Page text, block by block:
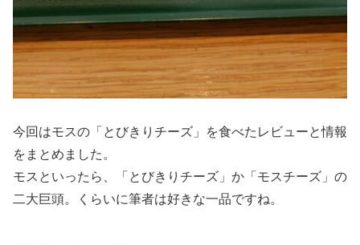
今回はモスの「とびきりチーズ」を食べたレビューと情報
をまとめました。
モスといったら、「とびきりチーズ」か「モスチーズ」の
二大巨頭。くらいに筆者は好きな一品ですね。